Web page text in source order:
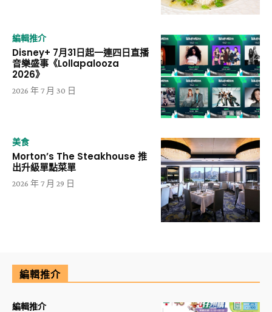
編輯推介
Disney+ 7月31日起一連四日直播
音樂盛事《Lollapalooza
2026》
2026 年 7 月 30 日
美食
Morton’s The Steakhouse 推
出升級單點菜單
2026 年 7 月 29 日
編輯推介
編輯推介